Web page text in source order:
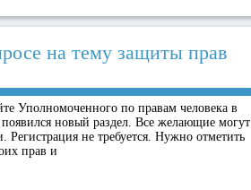
на тему защиты прав
Уполномоченного по правам человека в
появился новый раздел. Все желающие могут
Регистрация не требуется. Нужно отметить
прав и